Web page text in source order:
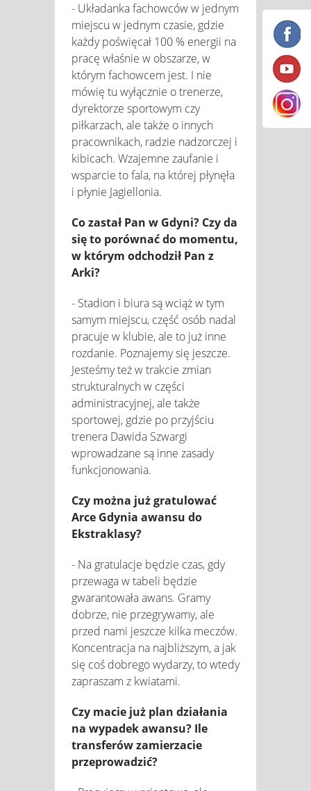
- Układanka fachowców w jednym
miejscu w jednym czasie, gdzie
każdy poświęcał 100 % energii na
pracę właśnie w obszarze, w
którym fachowcem jest. I nie
mówię tu wyłącznie o trenerze,
dyrektorze sportowym czy
piłkarzach, ale także o innych
pracownikach, radzie nadzorczej i
kibicach. Wzajemne zaufanie i
wsparcie to fala, na której płynęła
i płynie Jagiellonia.
Co zastał Pan w Gdyni? Czy da
się to porównać do momentu,
w którym odchodził Pan z
Arki?
- Stadion i biura są wciąż w tym
samym miejscu, część osób nadal
pracuje w klubie, ale to już inne
rozdanie. Poznajemy się jeszcze.
Jesteśmy też w trakcie zmian
strukturalnych w części
administracyjnej, ale także
sportowej, gdzie po przyjściu
trenera Dawida Szwargi
wprowadzane są inne zasady
funkcjonowania.
Czy można już gratulować
Arce Gdynia awansu do
Ekstraklasy?
- Na gratulacje będzie czas, gdy
przewaga w tabeli będzie
gwarantowała awans. Gramy
dobrze, nie przegrywamy, ale
przed nami jeszcze kilka meczów.
Koncentracja na najbliższym, a jak
się coś dobrego wydarzy, to wtedy
zapraszam z kwiatami.
Czy macie już plan działania
na wypadek awansu? Ile
transferów zamierzacie
przeprowadzić?